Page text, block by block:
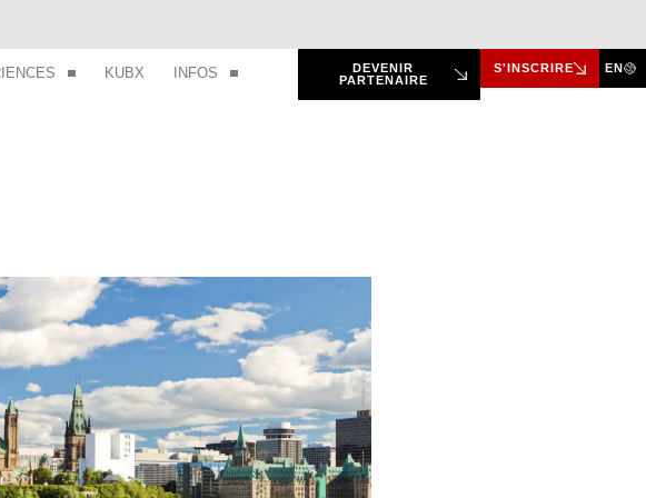
KUBX INFOS EN
S'INSCRIRE
DEVENIR
PARTENAIRE